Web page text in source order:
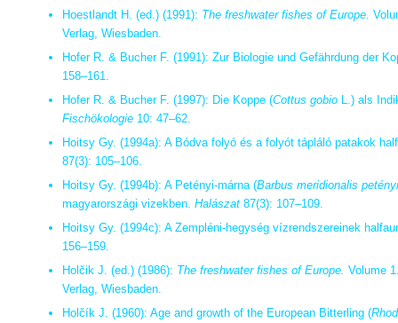
Hoestlandt H. (ed.) (1991): The freshwater fishes of Europe.
Verlag, Wiesbaden.
Hofer R. & Bucher F. (1991): Zur Biologie und Gefährdung der
158–161.
Hofer R. & Bucher F. (1997): Die Koppe (Cottus gobio L.) als
Fischökologie 10: 47–62.
Hoitsy Gy. (1994a): A Bódva folyó és a folyót tápláló patakok
87(3): 105–106.
Hoitsy Gy. (1994b): A Petényi-márna (Barbus meridionalis petényi
magyarországi vizekben. Halászat 87(3): 107–109.
Hoitsy Gy. (1994c): A Zempléni-hegység vízrendszereinek
156–159.
Holčik J. (ed.) (1986): The freshwater fishes of Europe. Volume
Verlag, Wiesbaden.
Holčík J. (1960): Age and growth of the European Bitterling (